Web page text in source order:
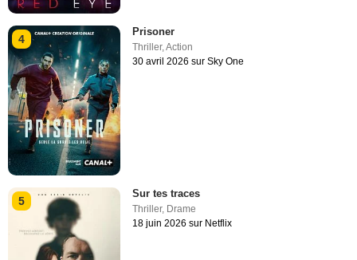
4
Prisoner
Thriller,Action
30 avril 2026 sur Sky One
5
Sur tes traces
Thriller, Drame
18 juin 2026 sur Netflix